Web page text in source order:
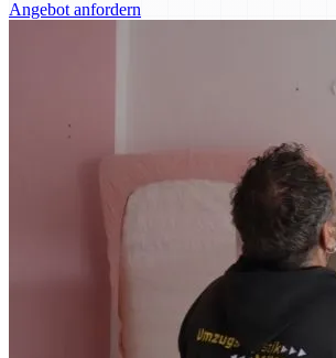
Angebot anfordern